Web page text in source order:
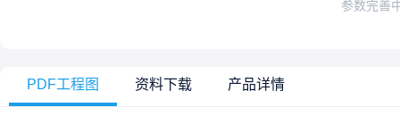
参数完善
PDF工程图 资料下载 产品详情